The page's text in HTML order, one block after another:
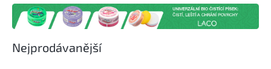
Nejprodávanější